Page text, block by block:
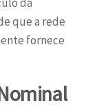
que a rede
fornece